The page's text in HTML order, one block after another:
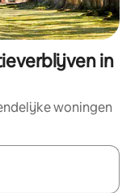
in
woningen
maak je een keuze